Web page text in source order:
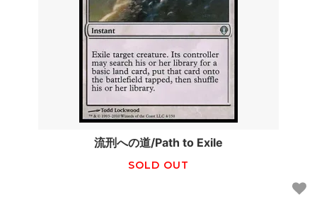
流刑への道/Path to Exile
SOLD OUT